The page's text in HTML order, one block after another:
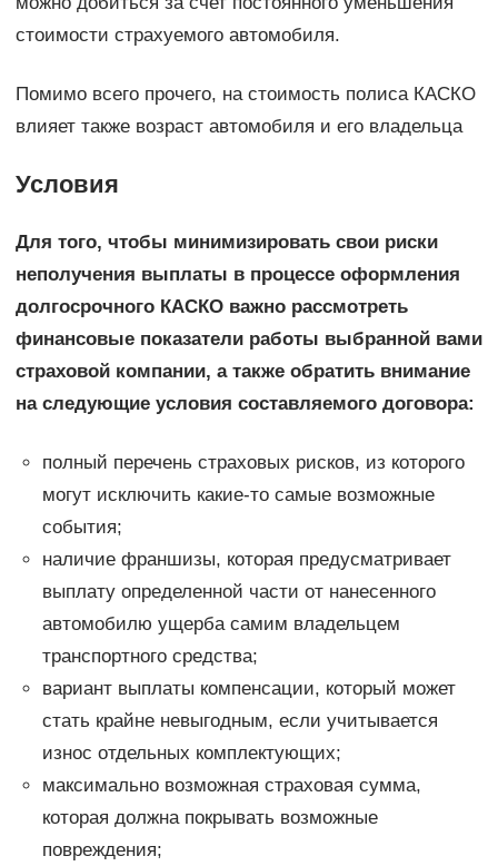
стоимости страхуемого автомобиля.
Помимо всего прочего, на стоимость полиса КАСКО
влияет также возраст автомобиля и его владельца
Условия
Для того, чтобы минимизировать свои риски
неполучения выплаты в процессе оформления
долгосрочного КАСКО важно рассмотреть
финансовые показатели работы выбранной вами
страховой компании, а также обратить внимание
на следующие условия составляемого договора:
полный перечень страховых рисков, из которого
могут исключить какие-то самые возможные
события;
наличие франшизы, которая предусматривает
выплату определенной части от нанесенного
автомобилю ущерба самим владельцем
транспортного средства;
вариант выплаты компенсации, который может
стать крайне невыгодным, если учитывается
износ отдельных комплектующих;
максимально возможная страховая сумма,
которая должна покрывать возможные
повреждения;